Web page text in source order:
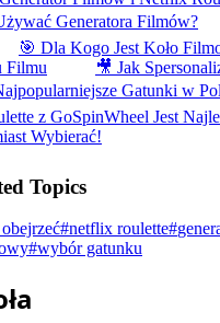
Generatora Filmów?
🎯 Dla Kogo Jest Koło
Filmu
🎥 Jak
Gatunki w
z GoSpinWheel Jest
Wybierać!
Topics
#netflix roulette#
#wybór gatunku